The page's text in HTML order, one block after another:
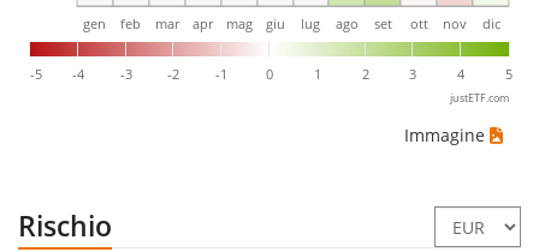
-5 -4 -3 -2 -1 0 1 2 3 4 5
gen feb mar apr mag giu lug ago set ott nov dic
justETF.com
Immagine
Rischio